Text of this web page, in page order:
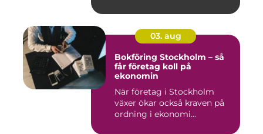
03. aug
Bokföring Stockholm – så
får företag koll på
ekonomin
När företag i Stockholm
växer ökar också kraven på
ordning i ekonomi...